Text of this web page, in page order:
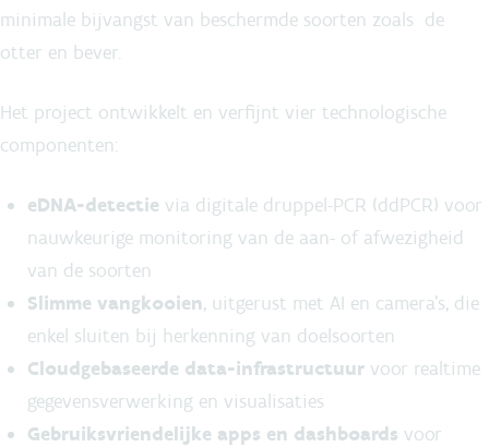
minimale bijvangst van beschermde soorten zoals de
otter en bever.
Het project ontwikkelt en verfijnt vier technologische
componenten:
eDNA-detectie via digitale druppel-PCR (ddPCR) voor
nauwkeurige monitoring van de aan- of afwezigheid
van de soorten
Slimme vangkooien, uitgerust met AI en camera's, die
enkel sluiten bij herkenning van doelsoorten
Cloudgebaseerde data-infrastructuur voor realtime
gegevensverwerking en visualisaties
Gebruiksvriendelijke apps en dashboards voor